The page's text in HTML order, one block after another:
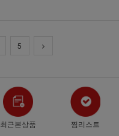
5
최근본상품 찜리스트